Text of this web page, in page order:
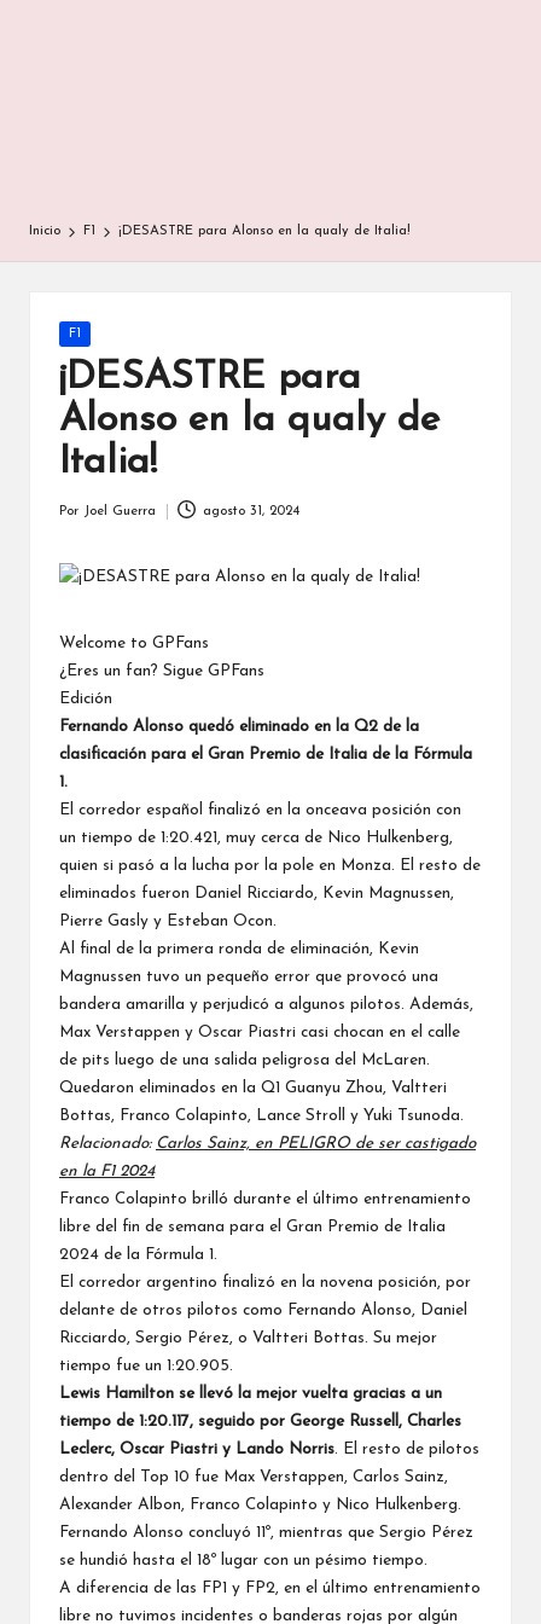
Inicio F1 ¡DESASTRE para Alonso en la qualy de Italia!
Publicada
en
F1
¡DESASTRE para
Alonso en la qualy de
Italia!
Por Joel Guerra agosto 31, 2024
Welcome to GPFans
¿Eres un fan? Sigue GPFans
Edición
Fernando Alonso quedó eliminado en la Q2 de la
clasificación para el Gran Premio de Italia de la Fórmula
1.
El corredor español finalizó en la onceava posición con
un tiempo de 1:20.421, muy cerca de Nico Hulkenberg,
quien si pasó a la lucha por la pole en Monza. El resto de
eliminados fueron
Daniel Ricciardo Kevin Magnussen
Pierre Gasly y Esteban Ocon
Al final de la primera ronda de eliminación, Kevin
Magnussen tuvo un pequeño error que provocó una
bandera amarilla y perjudicó a algunos pilotos. Además,
Max Verstappen y Oscar Piastri casi chocan en el calle
de pits luego de una salida peligrosa del McLaren.
Quedaron eliminados en la Q1 Guanyu Zhou, Valtteri
Bottas , Franco Colapinto, Lance Stroll y Yuki Tsunoda
Relacionado: Carlos Sainz, en PELIGRO de ser castigado
en la F1 2024
Franco Colapinto brilló durante el último entrenamiento
libre del fin de semana para el Gran Premio de Italia
2024 de la Fórmula 1
El corredor argentino finalizó en la novena posición, por
delante de otros pilotos como Fernando Alonso, Daniel
Ricciardo, Sergio Pérez, o Valtteri Bottas. Su mejor
tiempo fue un 1:20.905.
Lewis Hamilton se llevó la mejor vuelta gracias a un
tiempo de 1:20.117, seguido por George Russell , Charles
Leclerc, Oscar Piastri y Lando Norris . El resto de pilotos
dentro del Top 10 fue Max Verstappen Carlos Sainz
Alexander Albon , Franco Colapinto y Nico Hulkenberg.
Fernando Alonso concluyó 11º, mientras que Sergio Pérez
se hundió hasta el 18º lugar con un pésimo tiempo.
A diferencia de las FP1 y FP2, en el último entrenamiento
libre no tuvimos incidentes o banderas rojas por algún